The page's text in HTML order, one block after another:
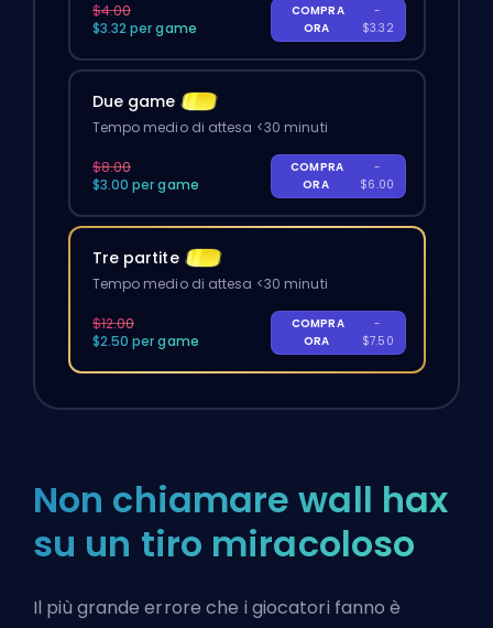
$4.00
$3.32 per game
COMPRA
ORA
-
$3.32
Due game
Tempo medio di attesa <30 minuti
$8.00
$3.00 per game
COMPRA
ORA
-
$6.00
Tre partite
Tempo medio di attesa <30 minuti
$12.00
$2.50 per game
COMPRA
ORA
-
$7.50
Non chiamare wall hax
su un tiro miracoloso
Il più grande errore che i giocatori fanno è